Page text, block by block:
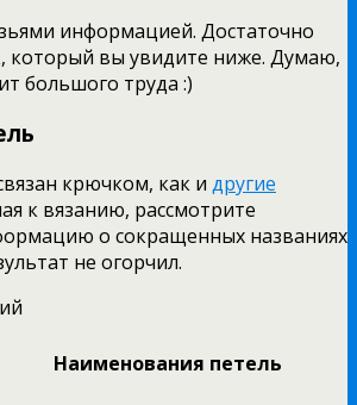
информацией. Достаточно
который вы увидите ниже. Думаю,
большого труда :)
крючком, как и другие
к вязанию, рассмотрите
о сокращенных названиях
не огорчил.
Наименования петель